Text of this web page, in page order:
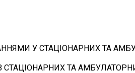
У СТАЦІОНАРНИХ ТА
СТАЦІОНАРНИХ ТА